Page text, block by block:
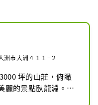
治一直持續到土地
因年久失修於1888年
閣於 2004 年在居
力下，歷時約 10
，高19.15m，為日
洲市大洲４１１−２
坪的山莊，俯瞰
麗的景點臥龍淵。